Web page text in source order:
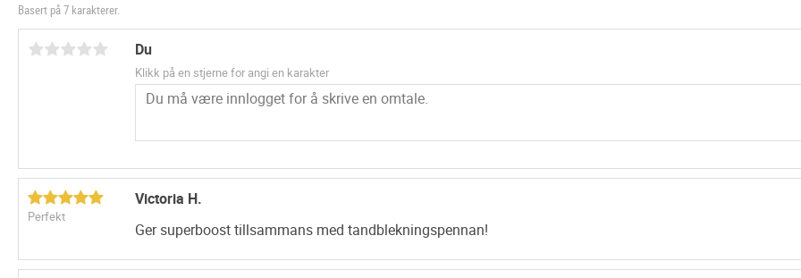
Med Blue light
MERK.
Basert på 7 karakterer.
Du
Klikk på en stjerne for angi en karakter
Perfekt
Victoria H.
Ger superboost tillsammans med tandblekningspennan!